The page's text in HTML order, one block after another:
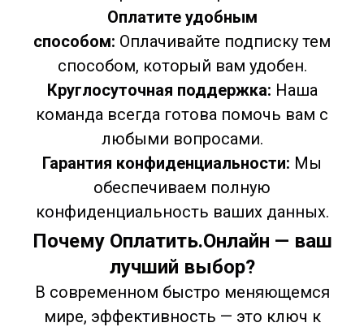
Оплатите удобным
способом: Оплачивайте подписку тем
способом, который вам удобен.
Круглосуточная поддержка: Наша
команда всегда готова помочь вам с
любыми вопросами.
Гарантия конфиденциальности: Мы
обеспечиваем полную
конфиденциальность ваших данных.
Почему Оплатить.Онлайн — ваш
лучший выбор?
В современном быстро меняющемся
мире, эффективность — это ключ к